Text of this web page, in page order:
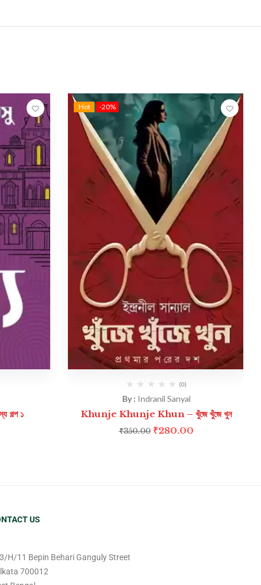
১
Hot -20%
(0)
By : Indranil Sanyal
Khunje Khunje Khun – খুঁজে খুঁজে খুন
₹350.00 ₹280.00
US
H/11 Bepin Behari Ganguly Street
700012